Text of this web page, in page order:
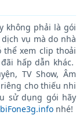
không phải là gói
dịch vụ mà do nhà
xem clip thoải
hấp dẫn khác.
TV Show, Âm
cho thiếu nhi
sử dụng gói hãy
nhé!